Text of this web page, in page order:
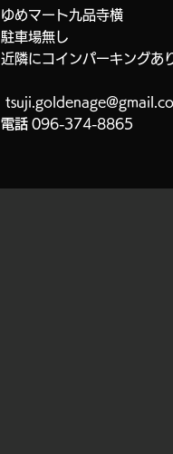
ゆめマート九品寺横
​駐車場無し
近隣にコインパーキングあ
電話 096-374-8865